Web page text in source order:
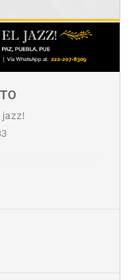
#68, Col. La Paz,